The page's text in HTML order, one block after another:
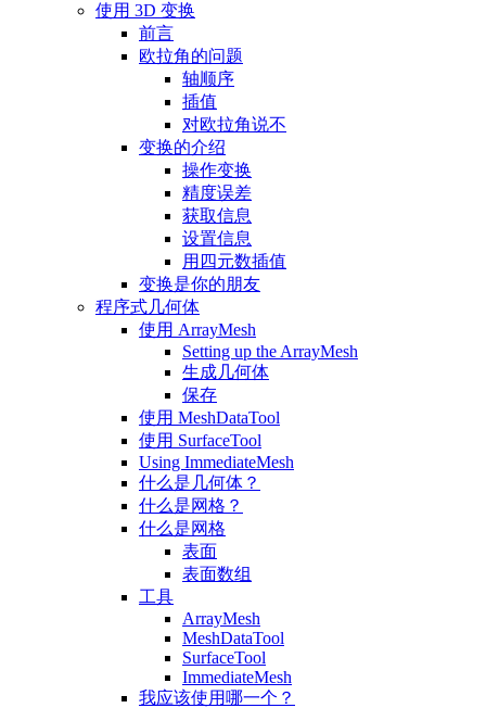
使用 3D 变换
前言
欧拉角的问题
轴顺序
插值
对欧拉角说不
变换的介绍
操作变换
精度误差
获取信息
设置信息
用四元数插值
变换是你的朋友
程序式几何体
使用 ArrayMesh
Setting up the ArrayMesh
生成几何体
保存
使用 MeshDataTool
使用 SurfaceTool
Using ImmediateMesh
什么是几何体？
什么是网格？
什么是网格
表面
表面数组
工具
ArrayMesh
MeshDataTool
SurfaceTool
ImmediateMesh
我应该使用哪一个？